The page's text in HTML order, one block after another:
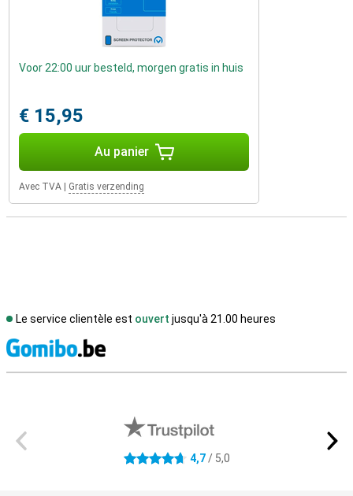
Voor 22:00 uur besteld, morgen gratis in huis
€ 15,95
Au panier
Avec TVA Gratis verzending
Le service clientèle est ouvert jusqu'à 21.00 heures
4.7 étoiles 4,7/ 5,0